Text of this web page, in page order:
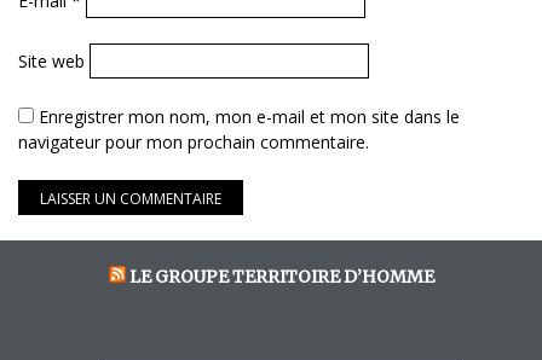
Site web
Enregistrer mon nom, mon e-mail et mon site dans le
navigateur pour mon prochain commentaire.
LE GROUPE TERRITOIRE D’HOMME